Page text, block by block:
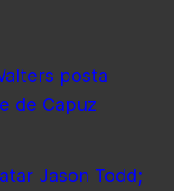
posta
de Capuz
Jason Todd;